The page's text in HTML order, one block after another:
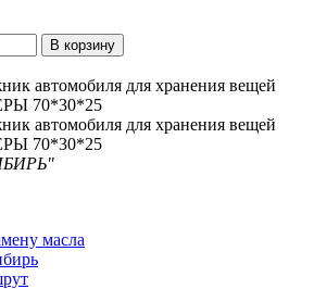
В корзину
автомобиля для хранения вещей
70*30*25
автомобиля для хранения вещей
70*30*25
масла